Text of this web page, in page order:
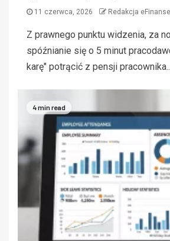
11 czerwca, 2026 Redakcja eFinanse
Z prawnego punktu widzenia, za
spóźnianie się o 5 minut
karę" potrącić z pensji
4 min read